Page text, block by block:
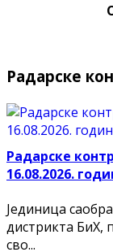
Радарске
Радарске
16.08.2026.
Јединица
дистрикта БиХ,
сво...